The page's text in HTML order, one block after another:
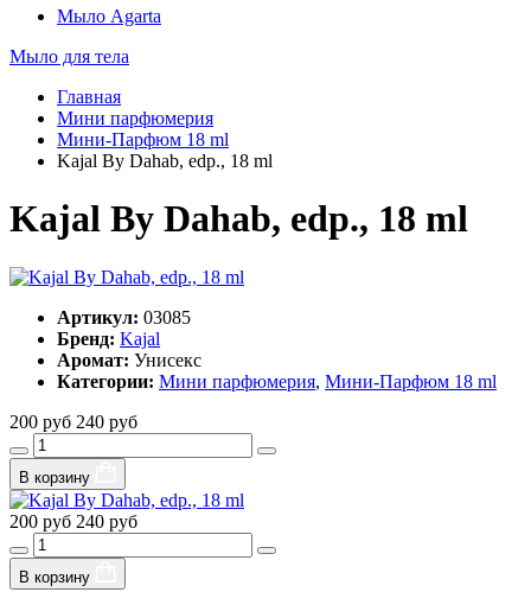
Мыло Agarta
Мыло для тела
Главная
Мини парфюмерия
Мини-Парфюм 18 ml
Kajal By Dahab, edp., 18 ml
Kajal By Dahab, edp., 18 ml
Артикул: 03085
Бренд: Kajal
Аромат: Унисекс
Категории: Мини парфюмерия, Мини-Парфюм 18 ml
200 руб 240 руб
В корзину
200 руб 240 руб
В корзину